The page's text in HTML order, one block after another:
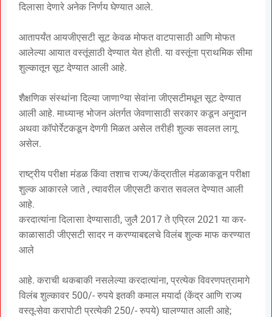
दिलासा देणारे अनेक निर्णय घेण्यात आले.
आतापर्यंत आयजीएसटी सूट केवळ मोफत वाटपासाठी आणि मोफत
आलेल्या आयात वस्तूंसाठी देण्यात येत होती. या वस्तूंना प्राथमिक सीमा
शुल्कातून सूट देण्यात आली आहे.
शैक्षणिक संस्थांना दिल्या जाणाºया सेवांना जीएसटीमधून सूट देण्यात
आली आहे. माध्यान्ह भोजन अंतर्गत जेवणासाठी सरकार कडून अनुदान
अथवा कॉपोर्रेटकडून देणगी मिळत असेल तरीही शुल्क सवलत लागू
असेल.
राष्ट्रीय परीक्षा मंडळ किंवा तशाच राज्य/केंद्रातील मंडळाकडून परीक्षा
शुल्क आकारले जाते , त्यावरील जीएसटी करात सवलत देण्यात आली
आहे.
करदात्यांना दिलासा देण्यासाठी, जुलै 2017 ते एप्रिल 2021 या कर-
काळासाठी जीएसटी सादर न करण्याबद्दलचे विलंब शुल्क माफ करण्यात
आले
आहे. कराची थकबाकी नसलेल्या करदात्यांना, प्रत्येक विवरणपत्रामागे
विलंब शुल्कावर 500/- रुपये इतकी कमाल मयार्दा (केंद्र आणि राज्य
वस्तू-सेवा करापोटी प्रत्येकी 250/- रुपये) घालण्यात आली आहे;